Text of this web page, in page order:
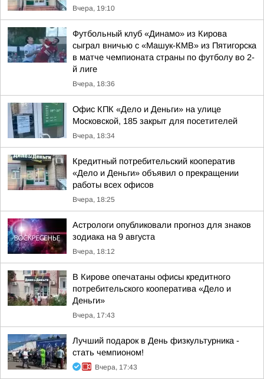
Вчера, 19:10
Футбольный клуб «Динамо» из Кирова
сыграл вничью с «Машук-КМВ» из Пятигорска
в матче чемпионата страны по футболу во 2-
й лиге
Вчера, 18:36
Офис КПК «Дело и Деньги» на улице
Московской, 185 закрыт для посетителей
Вчера, 18:34
Кредитный потребительский кооператив
«Дело и Деньги» объявил о прекращении
работы всех офисов
Вчера, 18:25
Астрологи опубликовали прогноз для знаков
зодиака на 9 августа
Вчера, 18:12
В Кирове опечатаны офисы кредитного
потребительского кооператива «Дело и
Деньги»
Вчера, 17:43
Лучший подарок в День физкультурника -
стать чемпионом!
Вчера, 17:43